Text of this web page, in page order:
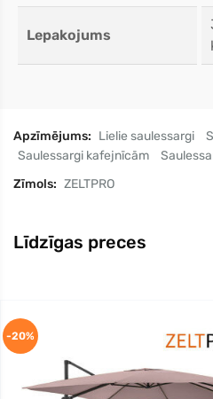
Lepakojums
Apzīmējums: Lielie saulessargi
Saulessargi kafejnīcām
Zīmols: ZELTPRO
Līdzīgas preces
-20%